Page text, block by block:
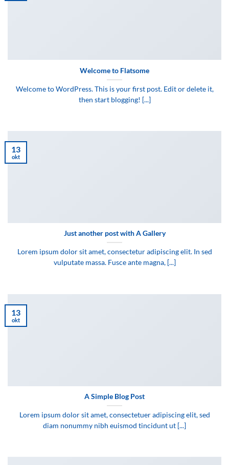
Welcome to Flatsome
Welcome to WordPress. This is your first post. Edit or delete it,
then start blogging! [...]
Just another post with A Gallery
Lorem ipsum dolor sit amet, consectetur adipiscing elit. In sed
vulputate massa. Fusce ante magna, [...]
13
okt
A Simple Blog Post
Lorem ipsum dolor sit amet, consectetuer adipiscing elit, sed
diam nonummy nibh euismod tincidunt ut [...]
13
okt